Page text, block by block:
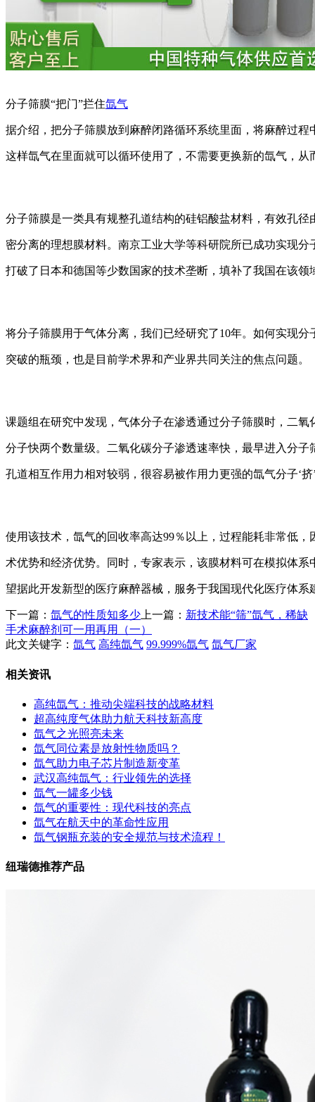
分子筛膜“把门”拦住氙气
据介绍，把分子筛膜放到麻醉闭路循环系统里面，将麻醉过
这样氙气在里面就可以循环使用了，不需要更换新的氙气，
分子筛膜是一类具有规整孔道结构的硅铝酸盐材料，有效孔
密分离的理想膜材料。南京工业大学等科研院所已成功实现
打破了日本和德国等少数国家的技术垄断，填补了我国在该领
将分子筛膜用于气体分离，我们已经研究了10年。如何实现
突破的瓶颈，也是目前学术界和产业界共同关注的焦点问题。
课题组在研究中发现，气体分子在渗透通过分子筛膜时，二氧
分子快两个数量级。二氧化碳分子渗透速率快，最早进入分
孔道相互作用力相对较弱，很容易被作用力更强的氙气分子‘挤
使用该技术，氙气的回收率高达99％以上，过程能耗非常低
术优势和经济优势。同时，专家表示，该膜材料可在模拟体
望据此开发新型的医疗麻醉器械，服务于我国现代化医疗体系
下一篇： 氙气的性质知多少 上一篇： 新技术能“筛”氙气，稀缺
手术麻醉剂可一用再用（一）
此文关键字： 氙气 高纯氙气 99.999%氙气 氙气厂家
相关资讯
高纯氙气：推动尖端科技的战略材料
超高纯度气体助力航天科技新高度
氙气之光照亮未来
氙气同位素是放射性物质吗？
氙气助力电子芯片制造新变革
武汉高纯氙气：行业领先的选择
氙气一罐多少钱
氙气的重要性：现代科技的亮点
氙气在航天中的革命性应用
氙气钢瓶充装的安全规范与技术流程！
纽瑞德推荐产品